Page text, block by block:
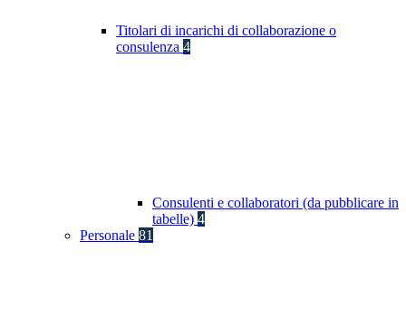
Titolari di incarichi di collaborazione o
consulenza 4
Consulenti e collaboratori (da pubblicare in
tabelle) 4
Personale 81